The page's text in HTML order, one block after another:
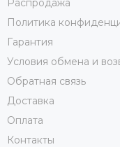
Распродажа
Политика
Гарантия
Условия обмена и
Обратная связь
Доставка
Оплата
Контакты